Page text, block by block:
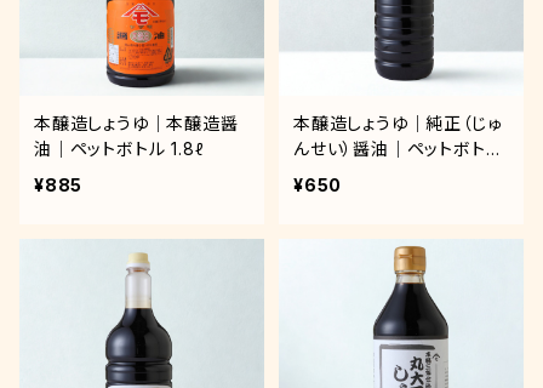
本醸造しょうゆ｜本醸造醤
油｜ペットボトル 1.8ℓ
¥885
本醸造しょうゆ｜純正（じゅ
んせい）醤油｜ペットボトル
1.0ℓ
¥650